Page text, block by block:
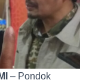
– Pondok